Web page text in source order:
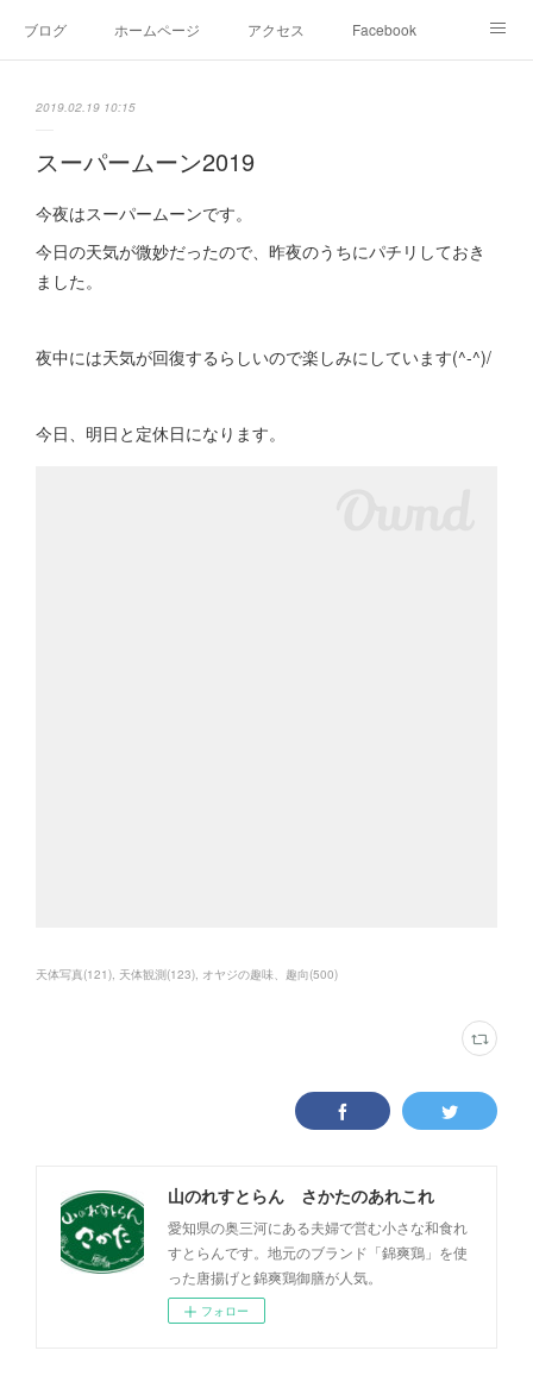
ブログ ホームページ アクセス Facebook
2019.02.19 10:15
スーパームーン2019
今夜はスーパームーンです。
今日の天気が微妙だったので、昨夜のうちにパチリしておき
ました。
夜中には天気が回復するらしいので楽しみにしています(^-^)/
今日、明日と定休日になります。
天体写真(121) 天体観測(123) オヤジの趣味、趣向(500)
山のれすとらん さかたのあれこれ
愛知県の奥三河にある夫婦で営む小さな和食れ
すとらんです。地元のブランド「錦爽鶏」を使
った唐揚げと錦爽鶏御膳が人気。
フォロー